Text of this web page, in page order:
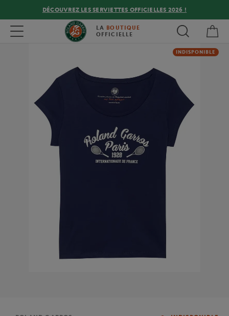
DÉCOUVREZ LES SERVIETTES OFFICIELLES 2026 !
Toggle navigation LA BOUTIQUE
OFFICIELLE
INDISPONIBLE